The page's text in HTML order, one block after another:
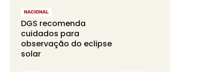
NACIONAL
DGS recomenda
cuidados para
observação do eclipse
solar